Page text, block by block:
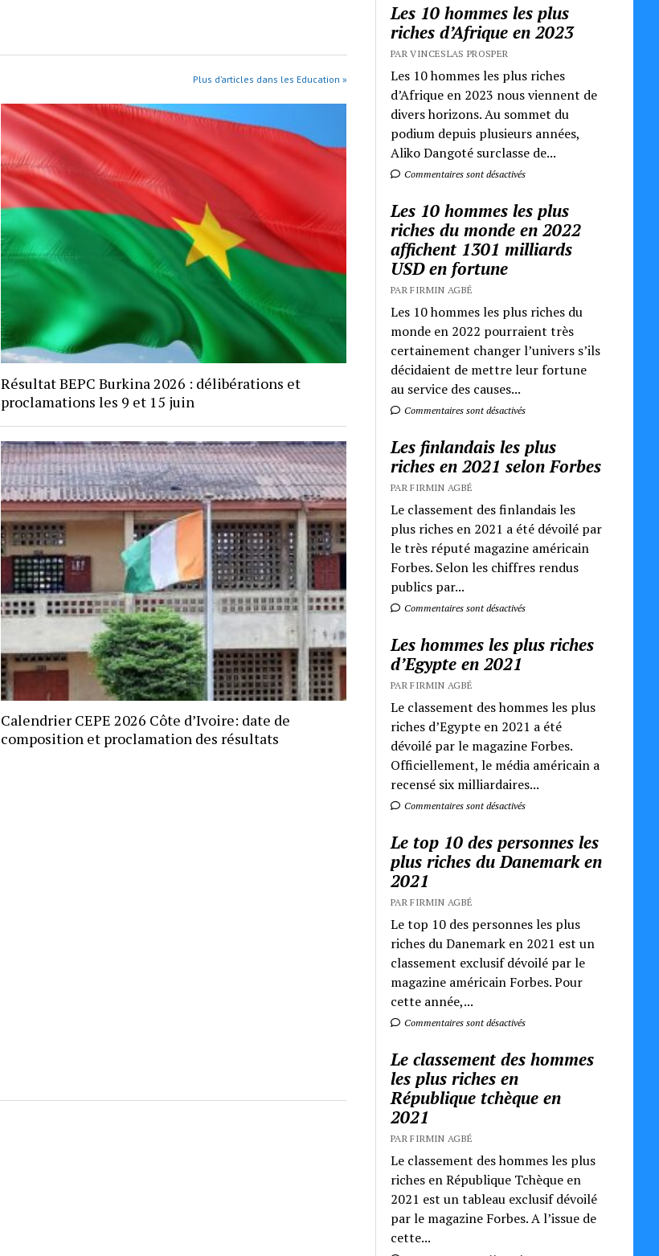
Plus d’articles dans les Education »
Résultat BEPC Burkina 2026 : délibérations et
proclamations les 9 et 15 juin
Calendrier CEPE 2026 Côte d’Ivoire: date de
composition et proclamation des résultats
Les 10 hommes les plus
riches d’Afrique en 2023
PAR VINCESLAS PROSPER
Les 10 hommes les plus riches
d’Afrique en 2023 nous viennent de
divers horizons. Au sommet du
podium depuis plusieurs années,
Aliko Dangoté surclasse de...
Commentaires sont désactivés
Les 10 hommes les plus
riches du monde en 2022
affichent 1301 milliards
USD en fortune
PAR FIRMIN AGBÉ
Les 10 hommes les plus riches du
monde en 2022 pourraient très
certainement changer l’univers s’ils
décidaient de mettre leur fortune
au service des causes...
Commentaires sont désactivés
Les finlandais les plus
riches en 2021 selon Forbes
PAR FIRMIN AGBÉ
Le classement des finlandais les
plus riches en 2021 a été dévoilé par
le très réputé magazine américain
Forbes. Selon les chiffres rendus
publics par...
Commentaires sont désactivés
Les hommes les plus riches
d’Egypte en 2021
PAR FIRMIN AGBÉ
Le classement des hommes les plus
riches d’Egypte en 2021 a été
dévoilé par le magazine Forbes.
Officiellement, le média américain a
recensé six milliardaires...
Commentaires sont désactivés
Le top 10 des personnes les
plus riches du Danemark en
2021
PAR FIRMIN AGBÉ
Le top 10 des personnes les plus
riches du Danemark en 2021 est un
classement exclusif dévoilé par le
magazine américain Forbes. Pour
cette année,...
Commentaires sont désactivés
Le classement des hommes
les plus riches en
République tchèque en
2021
PAR FIRMIN AGBÉ
Le classement des hommes les plus
riches en République Tchèque en
2021 est un tableau exclusif dévoilé
par le magazine Forbes. A l’issue de
cette...